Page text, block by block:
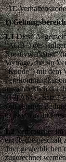
1) Geltungsbereich
1.1Diese
"AGB") des Holger
Kreativwerkstatt“
Verträge, die ein
"Kunde") mit dem
ausschließlich
312j Abs. 5 Satz 1
von eigenen
es ist etwas
1.2Verbraucher im
ein Rechtsgeschäft
ihrer gewerblichen
zugerechnet